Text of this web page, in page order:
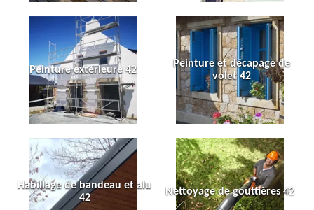
Peinture extérieure 42
Peinture et décapage de
volet 42
Habillage de bandeau et alu
42
Nettoyage de gouttières 42